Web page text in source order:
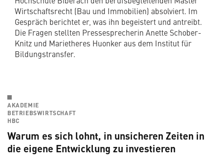
Wirtschaftsrecht (Bau und Immobilien) absolviert. Im
Gespräch berichtet er, was ihn begeistert und antreibt.
Die Fragen stellten Pressesprecherin Anette Schober-
Knitz und Marietheres Huonker aus dem Institut für
Bildungstransfer.
AKADEMIE
BETRIEBSWIRTSCHAFT
HBC
Warum es sich lohnt, in unsicheren Zeiten in
die eigene Entwicklung zu investieren